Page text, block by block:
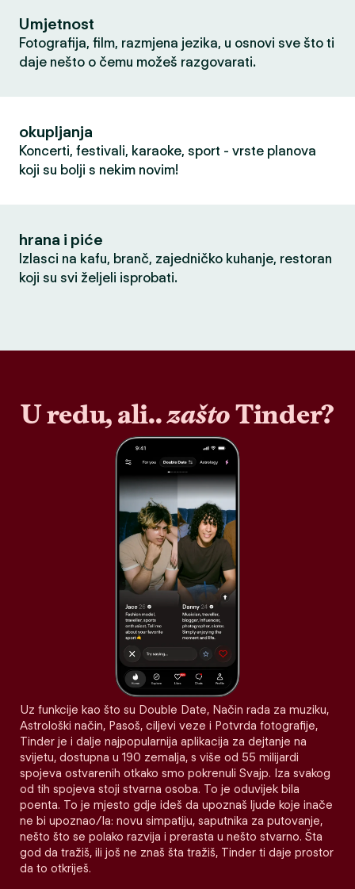
Umjetnost
Fotografija, film, razmjena jezika, u osnovi sve što ti
daje nešto o čemu možeš razgovarati.
okupljanja
Koncerti, festivali, karaoke, sport - vrste planova
koji su bolji s nekim novim!
hrana i piće
Izlasci na kafu, branč, zajedničko kuhanje, restoran
koji su svi željeli isprobati.
U redu, ali..zaštoTinder?
Uz funkcije kao što su Double Date, Način rada za muziku,
Astrološki način, Pasoš, ciljevi veze i Potvrda fotografije,
Tinder je i dalje najpopularnija aplikacija za dejtanje na
svijetu, dostupna u 190 zemalja, s više od 55 milijardi
spojeva ostvarenih otkako smo pokrenuli Svajp. Iza svakog
od tih spojeva stoji stvarna osoba. To je oduvijek bila
poenta. To je mjesto gdje ideš da upoznaš ljude koje inače
ne bi upoznao/la: novu simpatiju, saputnika za putovanje,
nešto što se polako razvija i prerasta u nešto stvarno. Šta
god da tražiš, ili još ne znaš šta tražiš, Tinder ti daje prostor
da to otkriješ.